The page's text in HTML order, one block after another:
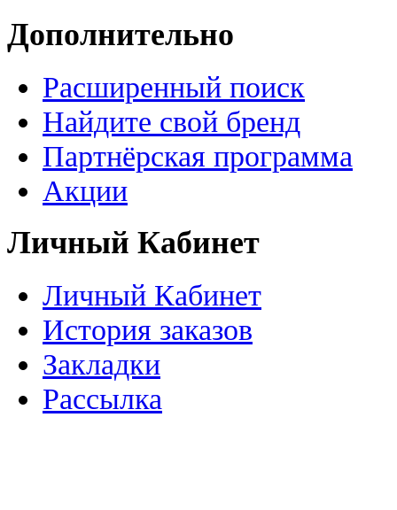
Дополнительно
Расширенный поиск
Найдите свой бренд
Партнёрская программа
Акции
Личный Кабинет
Личный Кабинет
История заказов
Закладки
Рассылка